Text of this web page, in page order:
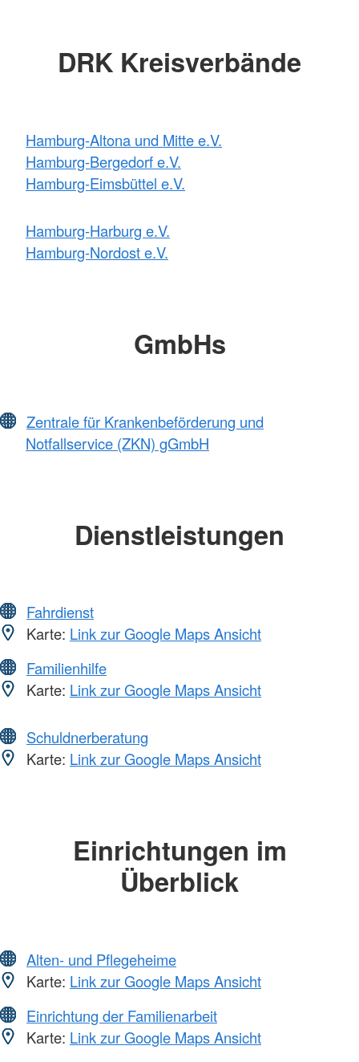
DRK Kreisverbände
Hamburg-Altona und Mitte e.V.
Hamburg-Bergedorf e.V.
Hamburg-Eimsbüttel e.V.
Hamburg-Harburg e.V.
Hamburg-Nordost e.V.
GmbHs
Zentrale für Krankenbeförderung und
Notfallservice (ZKN) gGmbH
Dienstleistungen
Fahrdienst
Karte: Link zur Google Maps Ansicht
Familienhilfe
Karte: Link zur Google Maps Ansicht
Schuldnerberatung
Karte: Link zur Google Maps Ansicht
Einrichtungen im
Überblick
Alten- und Pflegeheime
Karte: Link zur Google Maps Ansicht
Einrichtung der Familienarbeit
Karte: Link zur Google Maps Ansicht